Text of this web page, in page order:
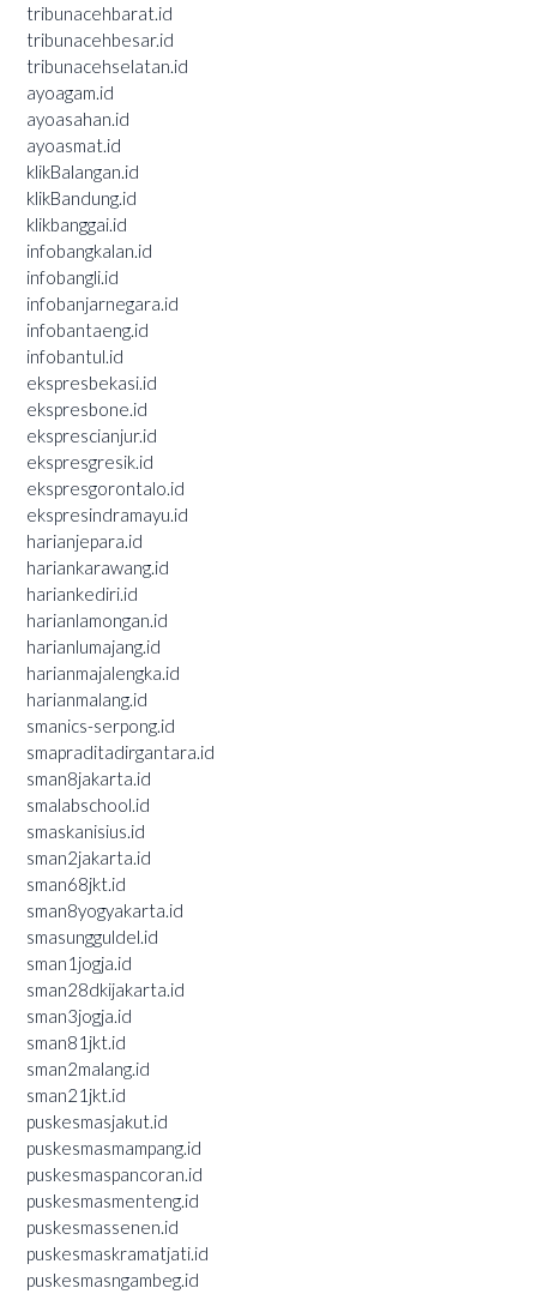
tribunacehbarat.id
tribunacehbesar.id
tribunacehselatan.id
ayoagam.id
ayoasahan.id
ayoasmat.id
klikBalangan.id
klikBandung.id
klikbanggai.id
infobangkalan.id
infobangli.id
infobanjarnegara.id
infobantaeng.id
infobantul.id
ekspresbekasi.id
ekspresbone.id
eksprescianjur.id
ekspresgresik.id
ekspresgorontalo.id
ekspresindramayu.id
harianjepara.id
hariankarawang.id
hariankediri.id
harianlamongan.id
harianlumajang.id
harianmajalengka.id
harianmalang.id
smanics-serpong.id
smapraditadirgantara.id
sman8jakarta.id
smalabschool.id
smaskanisius.id
sman2jakarta.id
sman68jkt.id
sman8yogyakarta.id
smasungguldel.id
sman1jogja.id
sman28dkijakarta.id
sman3jogja.id
sman81jkt.id
sman2malang.id
sman21jkt.id
puskesmasjakut.id
puskesmasmampang.id
puskesmaspancoran.id
puskesmasmenteng.id
puskesmassenen.id
puskesmaskramatjati.id
puskesmasngambeg.id